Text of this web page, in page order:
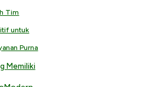
Tim
untuk
Purna
Memiliki